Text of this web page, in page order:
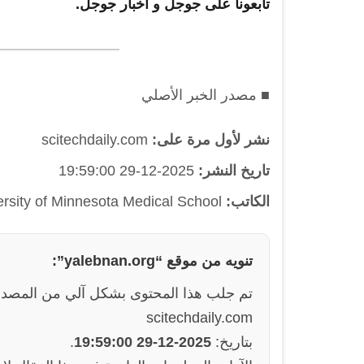
تابعونا على جوجل و أخبار جوجل.
■ مصدر الخبر الأصلي
نشر لأول مرة على: scitechdaily.com
تاريخ النشر: 2025-12-29 19:59:00
الكاتب: of Minnesota Medical School
تنويه من موقع “yalebnan.org”:
تم جلب هذا المحتوى بشكل آلي من
scitechdaily.com
بتاريخ: 2025-12-29 19:59:00
.